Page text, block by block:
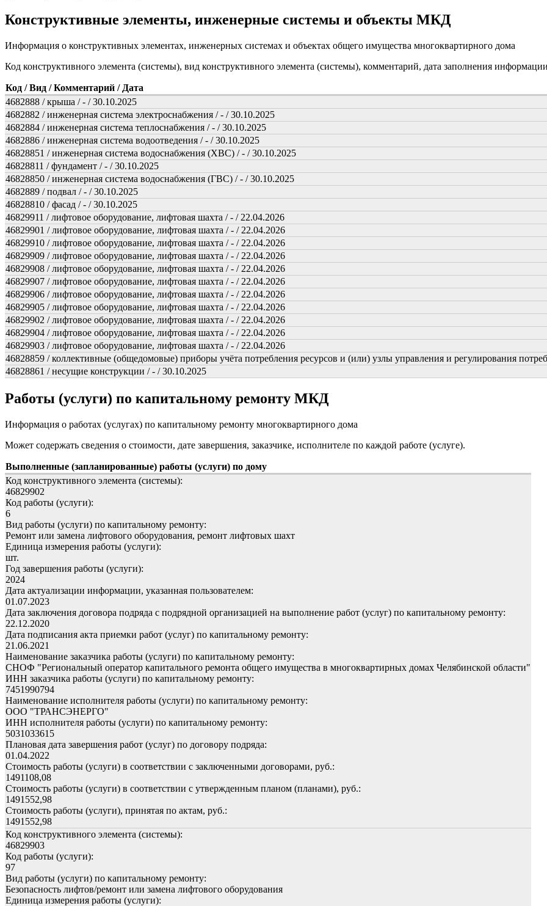
Конструктивные элементы, инженерные системы и объекты МКД
Информация о конструктивных элементах, инженерных системах и объектах общего имущества многоквартирного дома
Код конструктивного элемента (системы), вид конструктивного элемента (системы), комментарий, дата заполнения информации
Код / Вид / Комментарий / Дата
4682888 / крыша / - / 30.10.2025
4682882 / инженерная система электроснабжения / - / 30.10.2025
4682884 / инженерная система теплоснабжения / - / 30.10.2025
4682886 / инженерная система водоотведения / - / 30.10.2025
46828851 / инженерная система водоснабжения (ХВС) / - / 30.10.2025
46828811 / фундамент / - / 30.10.2025
46828850 / инженерная система водоснабжения (ГВС) / - / 30.10.2025
4682889 / подвал / - / 30.10.2025
46828810 / фасад / - / 30.10.2025
46829911 / лифтовое оборудование, лифтовая шахта / - / 22.04.2026
46829901 / лифтовое оборудование, лифтовая шахта / - / 22.04.2026
46829910 / лифтовое оборудование, лифтовая шахта / - / 22.04.2026
46829909 / лифтовое оборудование, лифтовая шахта / - / 22.04.2026
46829908 / лифтовое оборудование, лифтовая шахта / - / 22.04.2026
46829907 / лифтовое оборудование, лифтовая шахта / - / 22.04.2026
46829906 / лифтовое оборудование, лифтовая шахта / - / 22.04.2026
46829905 / лифтовое оборудование, лифтовая шахта / - / 22.04.2026
46829902 / лифтовое оборудование, лифтовая шахта / - / 22.04.2026
46829904 / лифтовое оборудование, лифтовая шахта / - / 22.04.2026
46829903 / лифтовое оборудование, лифтовая шахта / - / 22.04.2026
46828859 / коллективные (общедомовые) приборы учёта потребления ресурсов и (или) узлы управления и регулирования
46828861 / несущие конструкции / - / 30.10.2025
Работы (услуги) по капитальному ремонту МКД
Информация о работах (услугах) по капитальному ремонту многоквартирного дома
Может содержать сведения о стоимости, дате завершения, заказчике, исполнителе по каждой работе (услуге).
Выполненные (запланированные) работы (услуги) по дому
Код конструктивного элемента (системы):
46829902
Код работы (услуги):
6
Вид работы (услуги) по капитальному ремонту:
Ремонт или замена лифтового оборудования, ремонт лифтовых шахт
Единица измерения работы (услуги):
шт.
Год завершения работы (услуги):
2024
Дата актуализации информации, указанная пользователем:
01.07.2023
Дата заключения договора подряда с подрядной организацией на выполнение работ (услуг) по капитальному ремонту:
22.12.2020
Дата подписания акта приемки работ (услуг) по капитальному ремонту:
21.06.2021
Наименование заказчика работы (услуги) по капитальному ремонту:
СНОФ "Региональный оператор капитального ремонта общего имущества в многоквартирных домах Челябинской области"
ИНН заказчика работы (услуги) по капитальному ремонту:
7451990794
Наименование исполнителя работы (услуги) по капитальному ремонту:
ООО "ТРАНСЭНЕРГО"
ИНН исполнителя работы (услуги) по капитальному ремонту:
5031033615
Плановая дата завершения работ (услуг) по договору подряда:
01.04.2022
Стоимость работы (услуги) в соответствии с заключенными договорами, руб.:
1491108,08
Стоимость работы (услуги) в соответствии с утвержденным планом (планами), руб.:
1491552,98
Стоимость работы (услуги), принятая по актам, руб.:
1491552,98
Код конструктивного элемента (системы):
46829903
Код работы (услуги):
97
Вид работы (услуги) по капитальному ремонту:
Безопасность лифтов/ремонт или замена лифтового оборудования
Единица измерения работы (услуги):